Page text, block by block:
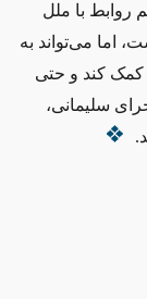
روابط با ملل
اما می‌تواند به
کمک کند و حتی
سلیمانی،